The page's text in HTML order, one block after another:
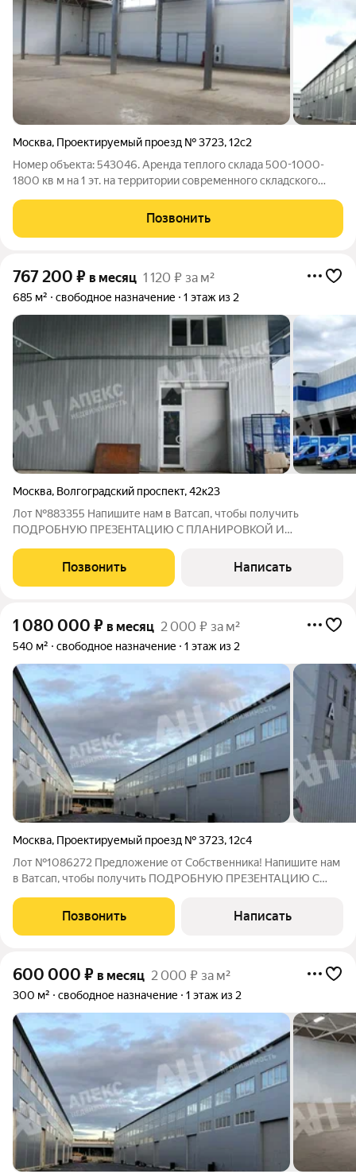
Москва, Проектируемый проезд № 3723,12с2
Номер объекта: 543046. Аренда теплого склада 500-1000-
1800 кв м на 1 эт. на территории современного складского
Расположение: в 10 минутах пешком от метро Печатники,
удобный подъезд на любом виде
Позвонить
767 200 ₽ в месяц 1 120 ₽ за м²
685 м² свободное назначение 1 этаж из 2
Москва, Волгоградский проспект,42к23
Лот №883355 Напишите нам в Ватсап, чтобы получить
ПОДРОБНУЮ ПРЕЗЕНТАЦИЮ С ПЛАНИРОВКОЙ И
производство, сборку, общей площадью 685 кв.м. По
согласованию возможна перепланировка. Помещение в двух
Позвонить Написать
1 080 000 ₽ в месяц 2 000 ₽ за м²
540 м² свободное назначение 1 этаж из 2
Москва, Проектируемый проезд № 3723,12с4
Лот №1086272 Предложение от Собственника! Напишите нам
в Ватсап, чтобы получить ПОДРОБНУЮ ПРЕЗЕНТАЦИЮ С
склад 540 м2. Первый этаж, высота потолка 6, большие
ворота, выгрузка на уровне земли.
Позвонить Написать
600 000 ₽ в месяц 2 000 ₽ за м²
300 м² свободное назначение 1 этаж из 2